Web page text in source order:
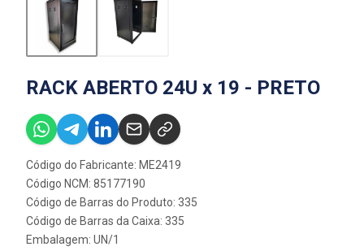
RACK ABERTO 24U x 19 - PRETO
Código do Fabricante: ME2419
Código NCM: 85177190
Código de Barras do Produto: 335
Código de Barras da Caixa: 335
Embalagem: UN/1